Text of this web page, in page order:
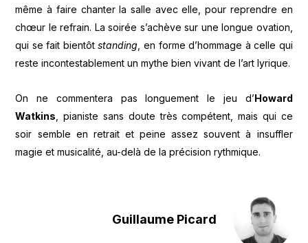
même à faire chanter la salle avec elle, pour reprendre en
chœur le refrain. La soirée s’achève sur une longue ovation,
qui se fait bientôtstanding, en forme d’hommage à celle qui
reste incontestablement un mythe bien vivant de l’art lyrique.
On ne commentera pas longuement le jeu d’Howard
Watkins , pianiste sans doute très compétent, mais qui ce
soir semble en retrait et peine assez souvent à insuffler
magie et musicalité, au-delà de la précision rythmique.
Guillaume Picard